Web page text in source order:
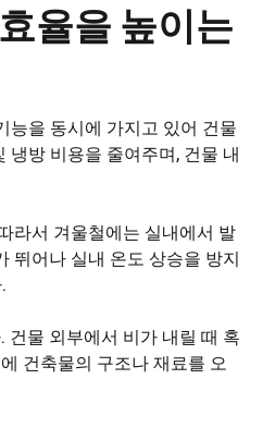
율을 높이는
능을 동시에 가지고 있어 건물
방 비용을 줄여주며, 건물 내
라서 겨울철에는 실내에서 발
뛰어나 실내 온도 상승을 방지
건물 외부에서 비가 내릴 때 혹
건축물의 구조나 재료를 오